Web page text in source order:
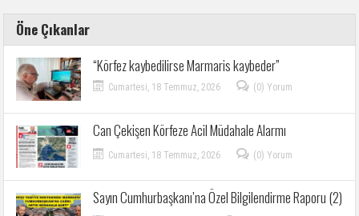
Öne Çıkanlar
“Körfez kaybedilirse Marmaris kaybeder”
Cumartesi, 18 Temmuz, 2026 (0) Yorum
Can Çekişen Körfeze Acil Müdahale Alarmı
Cumartesi, 18 Temmuz, 2026 (0) Yorum
Sayın Cumhurbaşkanı’na Özel Bilgilendirme Raporu (2)